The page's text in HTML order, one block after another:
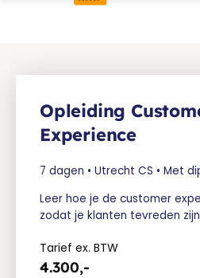
Opleiding
Experience
7 dagen • Utrecht CS • Met
Leer hoe je de customer
zodat je klanten tevreden
Tarief ex. BTW
4.300,-